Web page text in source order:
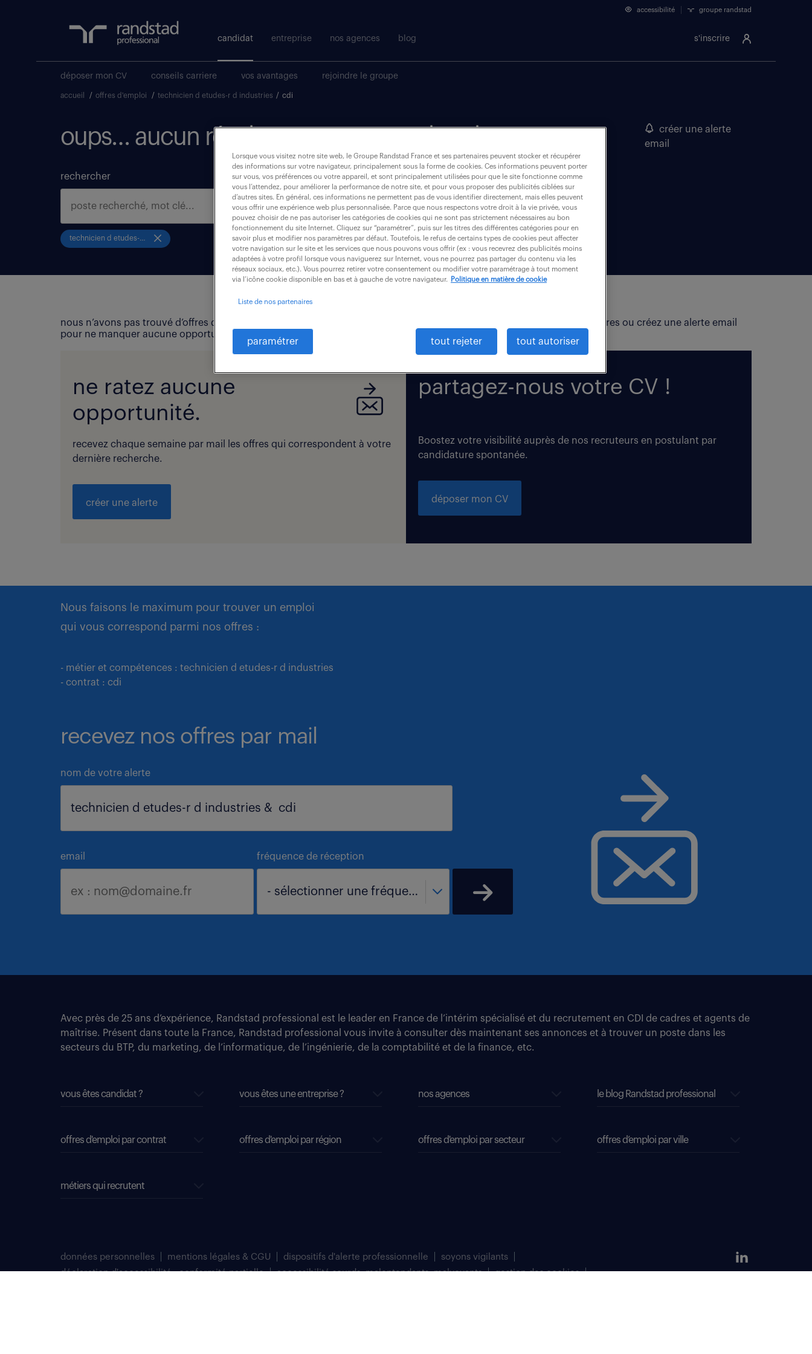
s'inscrire
accessibilité groupe randstad
candidat entreprise nos agences blog
déposer mon CV conseils carriere vos avantages rejoindre le groupe
accueil / offres d'emploi / technicien d etudes-r d industries / cdi
oups… aucun résultat pour votre recherche.
créer une alerte
email
rechercher
technicien d etudes-r d industries
où ?
nous n’avons pas trouvé d’offres d’emploi qui correspondent exactement à vos critères de recherche. Modifiez vos critères ou créez une alerte email
pour ne manquer aucune opportunité !
ne ratez aucune
opportunité.
recevez chaque semaine par mail les offres qui correspondent à votre
dernière recherche.
créer une alerte
partagez-nous votre CV !
Boostez votre visibilité auprès de nos recruteurs en postulant par
candidature spontanée.
déposer mon CV
Nous faisons le maximum pour trouver un emploi
qui vous correspond parmi nos offres :
- métier et compétences : technicien d etudes-r d industries
- contrat : cdi
recevez nos offres par mail
nom de votre alerte
email fréquence de réception
- sélectionner une fréquence -
Avec près de 25 ans d’expérience, Randstad professional est le leader en France de l’intérim spécialisé et du recrutement en CDI de cadres et agents de
maîtrise. Présent dans toute la France, Randstad professional vous invite à consulter dès maintenant ses annonces et à trouver un poste dans les
secteurs du BTP, du marketing, de l’informatique, de l’ingénierie, de la comptabilité et de la finance, etc.
vous êtes candidat ? vous êtes une entreprise ? nos agences le blog Randstad professional
offres d'emploi par contrat offres d'emploi par région offres d'emploi par secteur offres d’emploi par ville
métiers qui recrutent
données personnelles mentions légales & CGU dispositifs d'alerte professionnelle
soyons vigilants
déclaration d'accessibilité : conformité partielle
accessibilité sourds, malentendants, malvoyants
gestion des cookies
Lorsque vous visitez notre site web, le Groupe Randstad France et ses partenaires peuvent stocker et récupérer
des informations sur votre navigateur, principalement sous la forme de cookies. Ces informations peuvent porter
sur vous, vos préférences ou votre appareil, et sont principalement utilisées pour que le site fonctionne comme
vous l’attendez, pour améliorer la performance de notre site, et pour vous proposer des publicités ciblées sur
d’autres sites. En général, ces informations ne permettent pas de vous identifier directement, mais elles peuvent
vous offrir une expérience web plus personnalisée. Parce que nous respectons votre droit à la vie privée, vous
pouvez choisir de ne pas autoriser les catégories de cookies qui ne sont pas strictement nécessaires au bon
fonctionnement du site Internet. Cliquez sur “paramétrer”, puis sur les titres des différentes catégories pour en
savoir plus et modifier nos paramètres par défaut. Toutefois, le refus de certains types de cookies peut affecter
votre navigation sur le site et les services que nous pouvons vous offrir (ex : vous recevrez des publicités moins
adaptées à votre profil lorsque vous naviguerez sur Internet, vous ne pourrez pas partager du contenu via les
réseaux sociaux, etc.). Vous pourrez retirer votre consentement ou modifier votre paramétrage à tout moment
via l’icône cookie disponible en bas et à gauche de votre navigateur.
Politique en matière de cookie
Liste de nos partenaires
paramétrer tout rejeter tout autoriser